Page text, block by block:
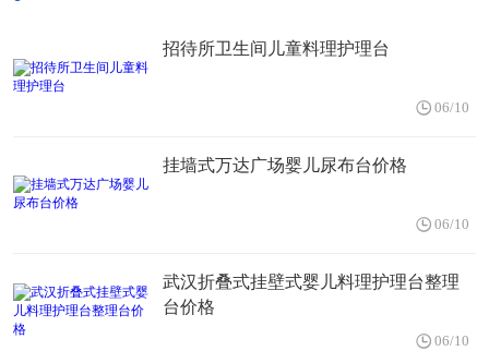
招待所卫生间儿童料理护理台
06/10
挂墙式万达广场婴儿尿布台价格
06/10
武汉折叠式挂壁式婴儿料理护理台整理
台价格
06/10